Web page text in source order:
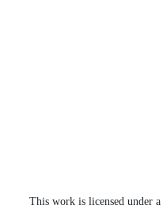
This work is licensed under a